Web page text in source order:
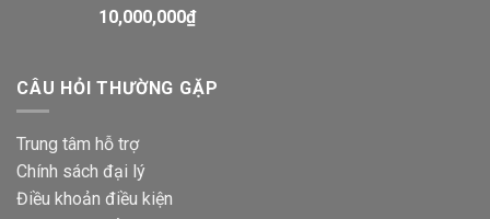
10,000,000₫
CÂU HỎI THƯỜNG GẶP
Trung tâm hỗ trợ
Chính sách đại lý
Điều khoản điều kiện